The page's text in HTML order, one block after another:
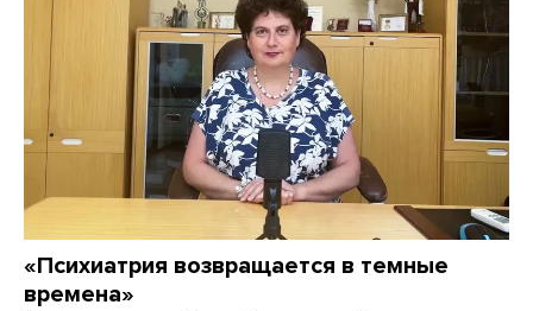
«Психиатрия возвращается в темные
времена»